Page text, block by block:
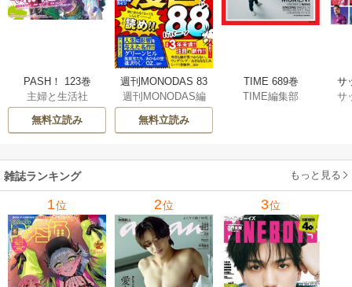
PASH！ 123巻
主婦と生活社
無料立読み
週刊MONODAS 83
巻
週刊MONODAS編
集部
無料立読み
TIME 689巻
TIME編集部
サ
サ
雑誌ランキング もっと見る
1位 2位 3位